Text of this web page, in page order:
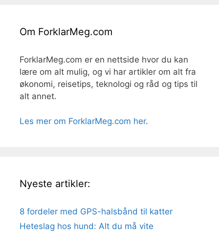
Om ForklarMeg.com
ForklarMeg.com er en nettside hvor du kan
lære om alt mulig, og vi har artikler om alt fra
økonomi, reisetips, teknologi og råd og tips til
alt annet.
Les mer om ForklarMeg.com her.
Nyeste artikler:
8 fordeler med GPS-halsbånd til katter
Heteslag hos hund: Alt du må vite